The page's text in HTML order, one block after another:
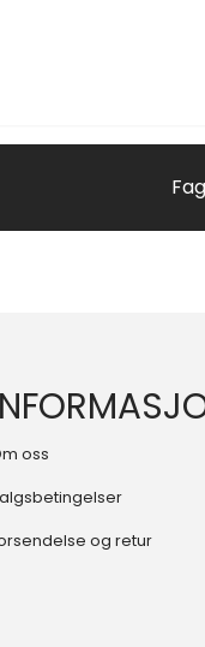
oss
og retur